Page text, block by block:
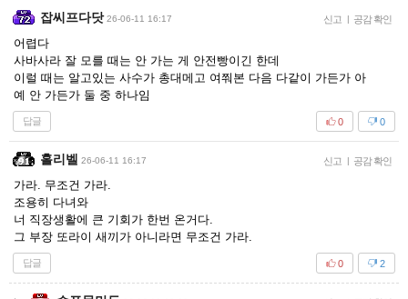
잡씨프다닷 26-06-11 16:17 신고 공감 확인
어렵다
사바사라 잘 모를 때는 안 가는 게 안전빵이긴 한데
이럴 때는 알고있는 사수가 총대메고 여쭤본 다음 다같이 가든가 아
예 안 가든가 둘 중 하나임
답글 0
0
홀리벨 26-06-11 16:17 신고 공감 확인
가라. 무조건 가라.
조용히 다녀와
너 직장생활에 큰 기회가 한번 온거다.
그 부장 또라이 새끼가 아니라면 무조건 가라.
답글 2
0